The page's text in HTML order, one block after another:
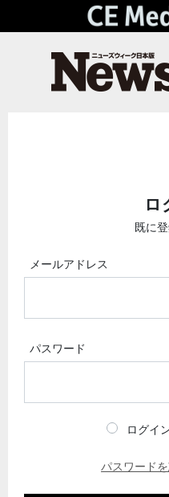
ロ
既に
メールアドレス
パスワード
ログイ
パスワード